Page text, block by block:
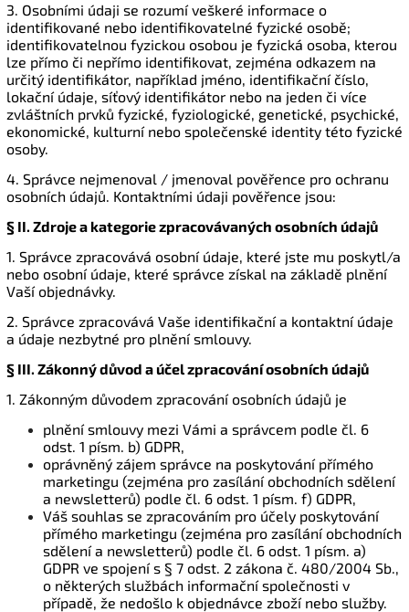
3. Osobními údaji se rozumí veškeré informace o
identifikované nebo identifikovatelné fyzické osobě;
identifikovatelnou fyzickou osobou je fyzická osoba, kterou
lze přímo či nepřímo identifikovat, zejména odkazem na
určitý identifikátor, například jméno, identifikační číslo,
lokační údaje, síťový identifikátor nebo na jeden či více
zvláštních prvků fyzické, fyziologické, genetické, psychické,
ekonomické, kulturní nebo společenské identity této fyzické
osoby.
4. Správce nejmenoval / jmenoval pověřence pro ochranu
osobních údajů. Kontaktními údaji pověřence jsou:
§ II. Zdroje a kategorie zpracovávaných osobních údajů
1. Správce zpracovává osobní údaje, které jste mu poskytl/a
nebo osobní údaje, které správce získal na základě plnění
Vaší objednávky.
2. Správce zpracovává Vaše identifikační a kontaktní údaje
a údaje nezbytné pro plnění smlouvy.
§ III. Zákonný důvod a účel zpracování osobních údajů
1. Zákonným důvodem zpracování osobních údajů je
plnění smlouvy mezi Vámi a správcem podle čl. 6
odst. 1 písm. b) GDPR,
oprávněný zájem správce na poskytování přímého
marketingu (zejména pro zasílání obchodních sdělení
a newsletterů) podle čl. 6 odst. 1 písm. f) GDPR,
Váš souhlas se zpracováním pro účely poskytování
přímého marketingu (zejména pro zasílání obchodních
sdělení a newsletterů) podle čl. 6 odst. 1 písm. a)
GDPR ve spojení s § 7 odst. 2 zákona č. 480/2004 Sb.,
o některých službách informační společnosti v
případě, že nedošlo k objednávce zboží nebo služby.